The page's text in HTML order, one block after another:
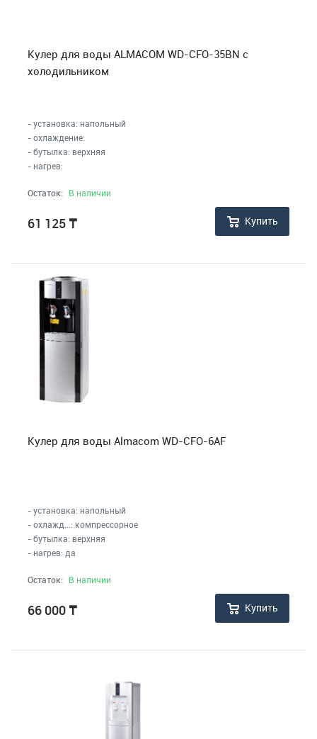
Кулер для воды ALMACOM WD-CFO-35BN с
холодильником
- установка: напольный
- охлаждение:
- бутылка: верхняя
- нагрев:
Остаток: В наличии
61 125 ₸ Купить
Кулер для воды Almacom WD-CFO-6AF
- установка: напольный
- охлажд...: компрессорное
- бутылка: верхняя
- нагрев: да
Остаток: В наличии
66 000 ₸ Купить